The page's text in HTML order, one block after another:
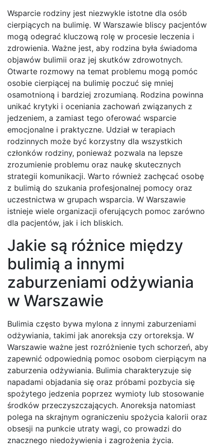
Wsparcie rodziny jest niezwykle istotne dla osób
cierpiących na bulimię. W Warszawie bliscy pacjentów
mogą odegrać kluczową rolę w procesie leczenia i
zdrowienia. Ważne jest, aby rodzina była świadoma
objawów bulimii oraz jej skutków zdrowotnych.
Otwarte rozmowy na temat problemu mogą pomóc
osobie cierpiącej na bulimię poczuć się mniej
osamotnioną i bardziej zrozumianą. Rodzina powinna
unikać krytyki i oceniania zachowań związanych z
jedzeniem, a zamiast tego oferować wsparcie
emocjonalne i praktyczne. Udział w terapiach
rodzinnych może być korzystny dla wszystkich
członków rodziny, ponieważ pozwala na lepsze
zrozumienie problemu oraz naukę skutecznych
strategii komunikacji. Warto również zachęcać osobę
z bulimią do szukania profesjonalnej pomocy oraz
uczestnictwa w grupach wsparcia. W Warszawie
istnieje wiele organizacji oferujących pomoc zarówno
dla pacjentów, jak i ich bliskich.
Jakie są różnice między
bulimią a innymi
zaburzeniami odżywiania
w Warszawie
Bulimia często bywa mylona z innymi zaburzeniami
odżywiania, takimi jak anoreksja czy ortoreksja. W
Warszawie ważne jest rozróżnienie tych schorzeń, aby
zapewnić odpowiednią pomoc osobom cierpiącym na
zaburzenia odżywiania. Bulimia charakteryzuje się
napadami objadania się oraz próbami pozbycia się
spożytego jedzenia poprzez wymioty lub stosowanie
środków przeczyszczających. Anoreksja natomiast
polega na skrajnym ograniczeniu spożycia kalorii oraz
obsesji na punkcie utraty wagi, co prowadzi do
znacznego niedożywienia i zagrożenia życia.